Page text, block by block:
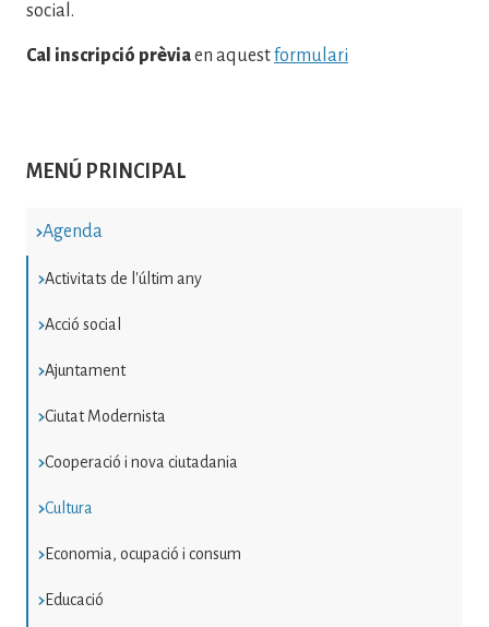
MENÚ PRINCIPAL
Agenda
Activitats de l'últim any
Acció social
Ajuntament
Ciutat Modernista
Cooperació i nova ciutadania
Cultura
Economia, ocupació i consum
Educació
social.
Cal inscripció prèviaen aquestformulari